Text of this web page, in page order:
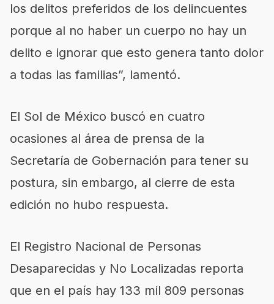
los delitos preferidos de los delincuentes
porque al no haber un cuerpo no hay un
delito e ignorar que esto genera tanto dolor
a todas las familias”, lamentó.
El Sol de México buscó en cuatro
ocasiones al área de prensa de la
Secretaría de Gobernación para tener su
postura, sin embargo, al cierre de esta
edición no hubo respuesta.
El Registro Nacional de Personas
Desaparecidas y No Localizadas reporta
que en el país hay 133 mil 809 personas